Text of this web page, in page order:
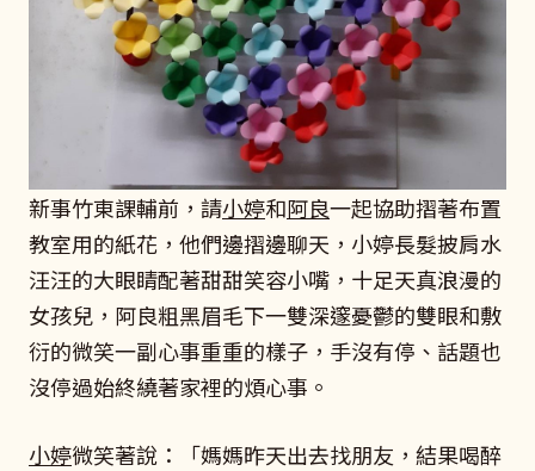
新事竹東課輔前，請小婷和阿良一起協助摺著布置
教室用的紙花，他們邊摺邊聊天，小婷長髮披肩水
汪汪的大眼睛配著甜甜笑容小嘴，十足天真浪漫的
女孩兒，阿良粗黑眉毛下一雙深邃憂鬱的雙眼和敷
衍的微笑一副心事重重的樣子，手沒有停、話題也
沒停過始終繞著家裡的煩心事。
小婷微笑著說：「媽媽昨天出去找朋友，結果喝醉